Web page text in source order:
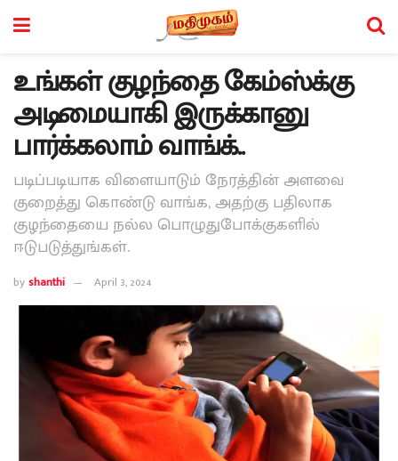
உங்கள் குழந்தை கேம்ஸ்க்கு
அடிமையாகி இருக்கானு
பார்க்கலாம் வாங்க்..
படிப்படியாக விளையாடும் நேரத்தின் அளவை
குறைத்து கொண்டு வாங்க, அதற்கு பதிலாக
குழந்தையை நல்ல பொழுதுபோக்குகளில்
ஈடுபடுத்துங்கள்.
byshanthi April 3, 2024